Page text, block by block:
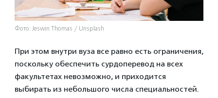
Фото: Jeswin Thomas / Unsplash
При этом внутри вуза все равно есть ограничения,
поскольку обеспечить сурдоперевод на всех
факультетах невозможно, и приходится
выбирать из небольшого числа специальностей.